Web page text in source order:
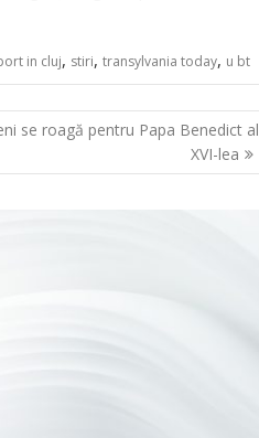
in cluj, stiri, transylvania today, u bt
se roagă pentru Papa Benedict al
XVI-lea